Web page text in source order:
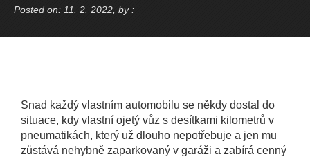
Posted on: 11. 2. 2022, by :
Snad každý vlastním automobilu se někdy dostal do
situace, kdy vlastní ojetý vůz s desítkami kilometrů v
pneumatikách, který už dlouho nepotřebuje a jen mu
zůstává nehybně zaparkovaný v garáži a zabírá cenný